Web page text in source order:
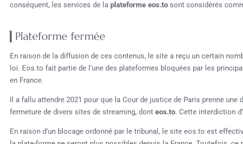
conséquent, les services de la plateforme eos.to sont considérés
Plateforme fermée
En raison de la diffusion de ces contenus, le site a reçu un certain
loi. Eos.to fait partie de l’une des plateformes bloquées par les
en France.
Il a fallu attendre 2021 pour que la Cour de justice de Paris prenne une
fermeture de divers sites de streaming, dont eos.to. Cette interdiction
En raison d’un blocage ordonné par le tribunal, le site eos.to est